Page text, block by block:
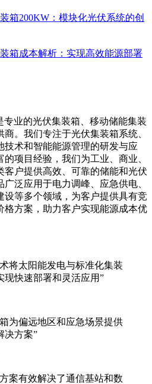
箱200KW：模块化光伏系统的创
箱成本解析：实现高效能源部署
专业的光伏集装箱、移动储能集装
。我们专注于光伏集装箱系统、
技术和智能能源管理的研发与应
项目经验，我们为工业、商业、
客户提供高效、可靠的储能和光伏
泛应用于电力调峰、应急供电、
设等多个领域，为客户提供具有竞
格方案，助力客户实现能源成本优
将太阳能发电与标准化集装
现快速部署和灵活应用”
为偏远地区和应急场景提供
决方案”
案有效解决了通信基站和数